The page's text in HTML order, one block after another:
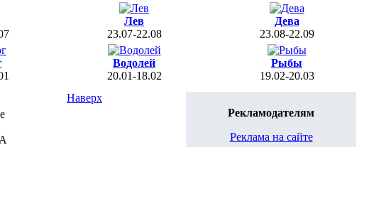
Лев
23.07-22.08
Дева
23.08-22.09
Водолей
20.01-18.02
Рыбы
19.02-20.03
Рекламодателям
Реклама на сайте
Наверх